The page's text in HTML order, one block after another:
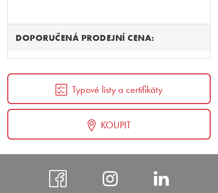
DOPORUČENÁ PRODEJNÍ CENA:
Typové listy a certifikáty
KOUPIT
https://https://